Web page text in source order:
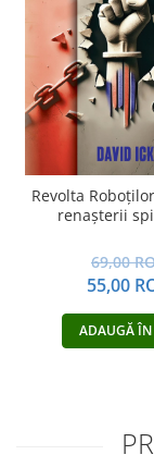
Revolta
renașterii
69,00
55,00
ADAUGĂ ÎN